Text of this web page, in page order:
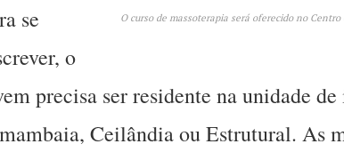
O curso de massoterapia será oferecido no
se
o
precisa ser residente na unidade de
Ceilândia ou Estrutural. As